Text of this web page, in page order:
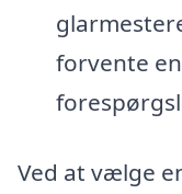
forvente
Ved at vælge